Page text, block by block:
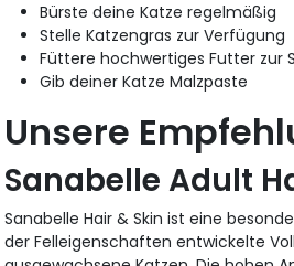
Bürste deine Katze regelmäßig
Stelle Katzengras zur Verfügung
Füttere hochwertiges Futter zur
Gib deiner Katze Malzpaste
Unsere
Sanabelle Adult
Sanabelle Hair & Skin ist eine
der Felleigenschaften entwickelte